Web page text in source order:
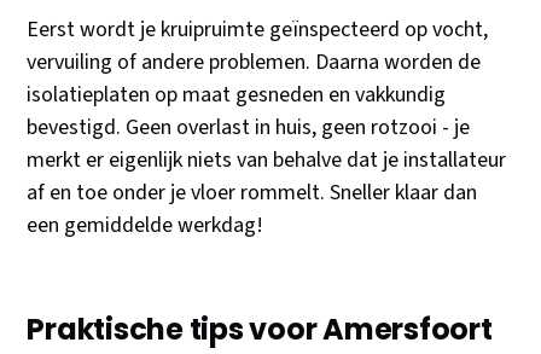
Eerst wordt je kruipruimte geïnspecteerd op vocht,
vervuiling of andere problemen. Daarna worden de
isolatieplaten op maat gesneden en vakkundig
bevestigd. Geen overlast in huis, geen rotzooi - je
merkt er eigenlijk niets van behalve dat je installateur
af en toe onder je vloer rommelt. Sneller klaar dan
een gemiddelde werkdag!
Praktische tips voor Amersfoort